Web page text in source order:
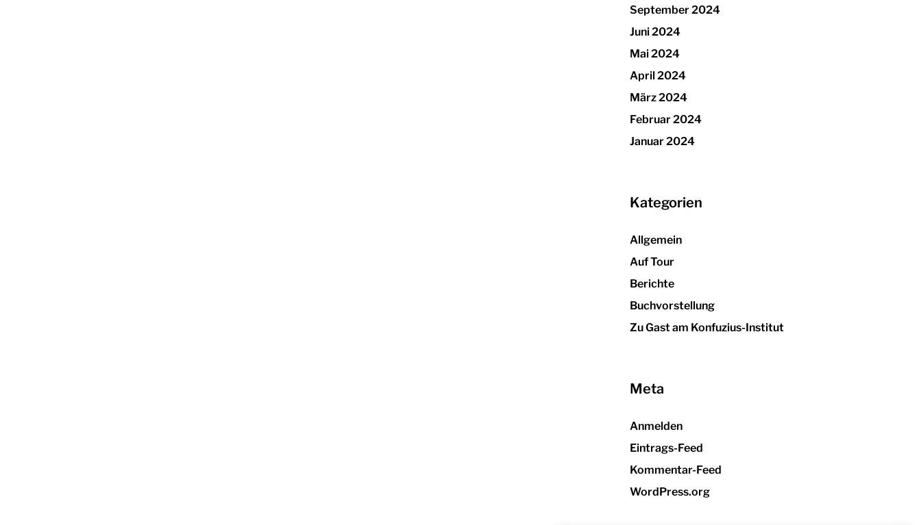
September 2024
Juni 2024
Mai 2024
April 2024
März 2024
Februar 2024
Januar 2024
Kategorien
Allgemein
Auf Tour
Berichte
Buchvorstellung
Zu Gast am Konfuzius-Institut
Meta
Anmelden
Eintrags-Feed
Kommentar-Feed
WordPress.org